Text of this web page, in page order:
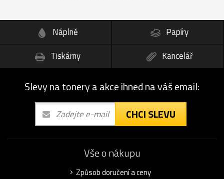
Náplně
Papíry
Tiskárny
Kancelář
Slevy na tonery a akce ihned na váš email:
CHCI SLEVU
Vše o nákupu
Způsob doručení a ceny